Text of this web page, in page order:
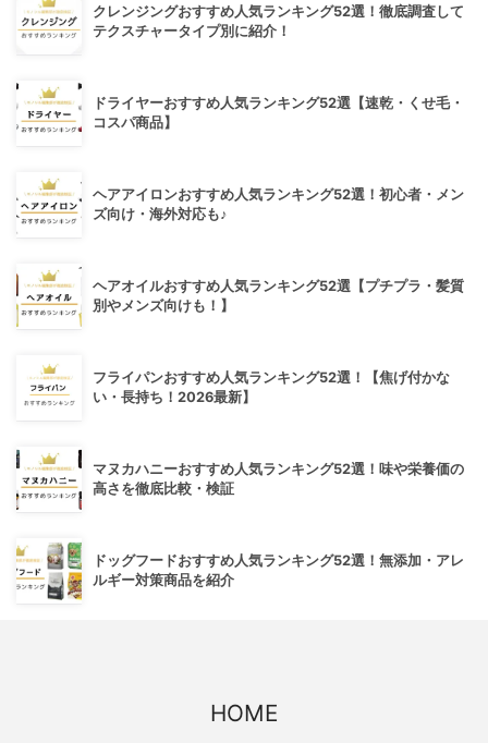
クレンジングおすすめ人気ランキング52選！徹底調査して
テクスチャータイプ別に紹介！
ドライヤーおすすめ人気ランキング52選【速乾・くせ毛・
コスパ商品】
ヘアアイロンおすすめ人気ランキング52選！初心者・メン
ズ向け・海外対応も♪
ヘアオイルおすすめ人気ランキング52選【プチプラ・髪質
別やメンズ向けも！】
フライパンおすすめ人気ランキング52選！【焦げ付かな
い・長持ち！2026最新】
マヌカハニーおすすめ人気ランキング52選！味や栄養価の
高さを徹底比較・検証
ドッグフードおすすめ人気ランキング52選！無添加・アレ
ルギー対策商品を紹介
HOME